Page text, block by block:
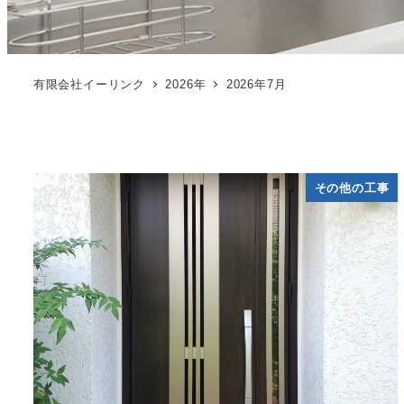
有限会社イーリンク 2026年 2026年7月
その他の工事